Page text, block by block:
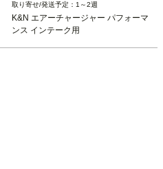
1～2週
K&N エアーチャージャー パフォーマ
ンス インテーク用